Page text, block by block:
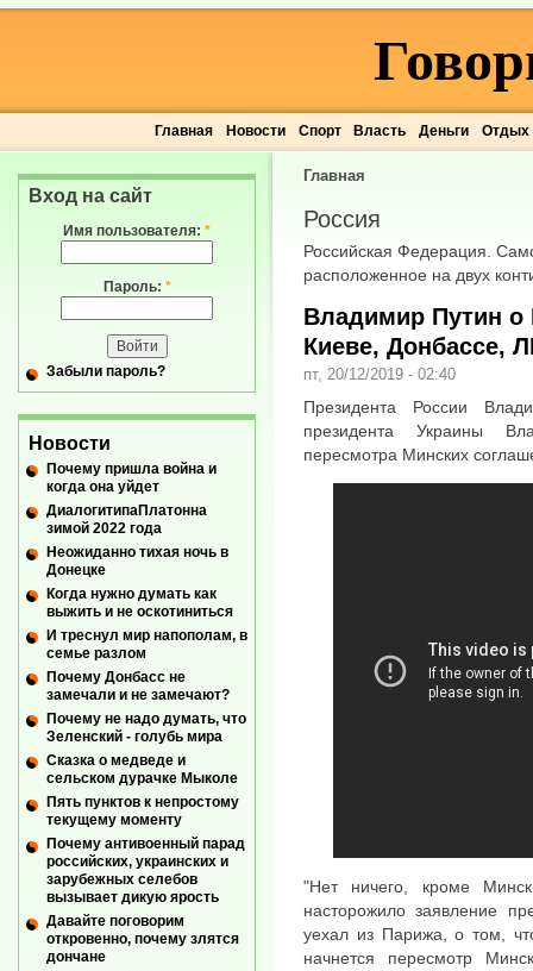
Главная Новости Спорт Власть Деньги Отдых
Главная
Россия
Российская Федерация.
расположенное на двух
Владимир Путин о
Киеве, Донбассе,
пт, 20/12/2019 - 02:40
Президента России
президента Украины
пересмотра Минских
"Нет ничего, кроме
насторожило заявление
уехал из Парижа, о том,
начнется пересмотр
Вход на сайт
Имя пользователя: *
Пароль: *
Забыли пароль?
Новости
Почему пришла война и
когда она уйдет
ДиалогитипаПлатонна
зимой 2022 года
Неожиданно тихая ночь в
Донецке
Когда нужно думать как
выжить и не оскотиниться
И треснул мир напополам, в
семье разлом
Почему Донбасс не
замечали и не замечают?
Почему не надо думать, что
Зеленский - голубь мира
Сказка о медведе и
сельском дурачке Мыколе
Пять пунктов к непростому
текущему моменту
Почему антивоенный парад
российских, украинских и
зарубежных селебов
вызывает дикую ярость
Давайте поговорим
откровенно, почему злятся
дончане